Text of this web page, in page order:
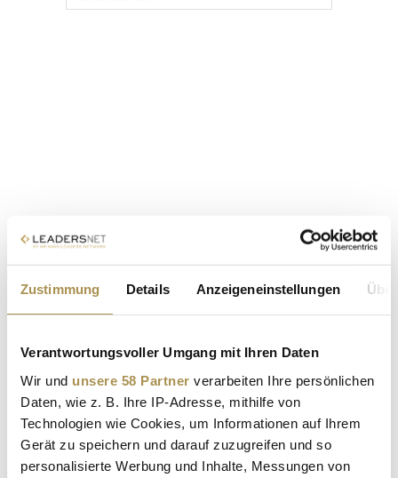
Zustimmung Details Anzeigeneinstellungen
Verantwortungsvoller Umgang mit Ihren Daten
Wir und unsere 58 Partner verarbeiten Ihre persönlichen
Daten, wie z. B. Ihre IP-Adresse, mithilfe von
Technologien wie Cookies, um Informationen auf Ihrem
Gerät zu speichern und darauf zuzugreifen und so
personalisierte Werbung und Inhalte, Messungen von